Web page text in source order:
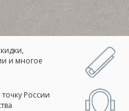
и многое
России